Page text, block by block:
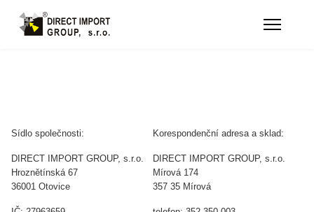
Sídlo společnosti:
DIRECT IMPORT GROUP, s.r.o.
Hroznětínská 67
36001 Otovice
Korespondenční adresa a sklad:
DIRECT IMPORT GROUP, s.r.o.
Mírová 174
357 35 Mírová